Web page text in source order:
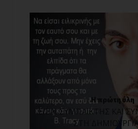
Η πρώτη ύλη
ΕΙΣΑΙ ΣΥΜΠΑΙΚΤΗΣ ΚΑΙ
ΣΤΗ ΔΗΜΙΟΥΡΓΙΑ!